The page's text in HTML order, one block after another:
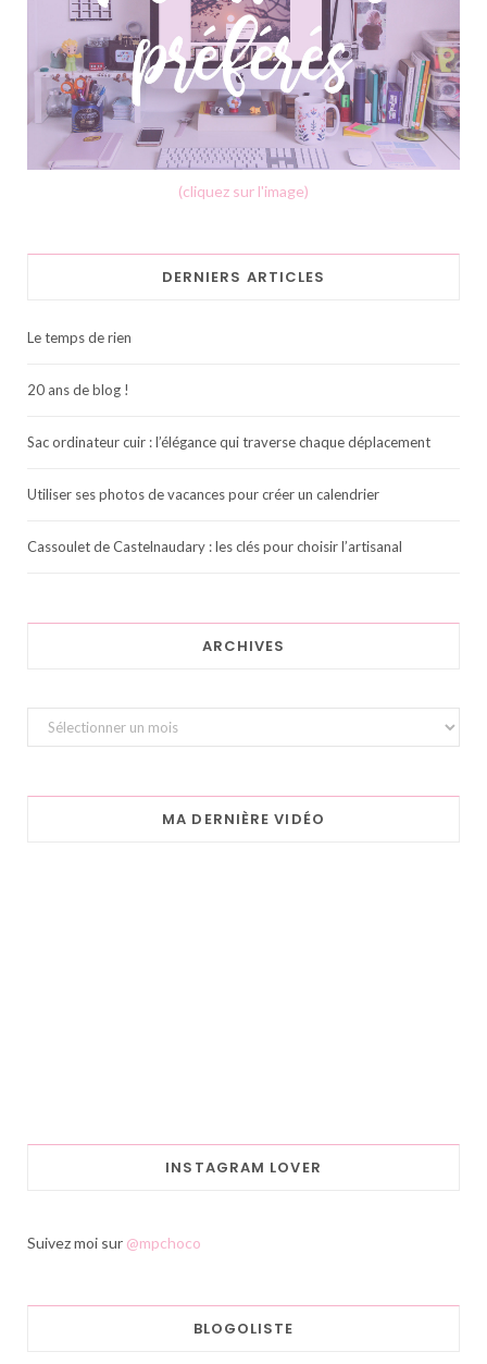
(cliquez sur l'image)
DERNIERS ARTICLES
Le temps de rien
20 ans de blog !
Sac ordinateur cuir : l’élégance qui traverse chaque déplacement
Utiliser ses photos de vacances pour créer un calendrier
Cassoulet de Castelnaudary : les clés pour choisir l’artisanal
ARCHIVES
Archives
MA DERNIÈRE VIDÉO
INSTAGRAM LOVER
Suivez moi sur @mpchoco
BLOGOLISTE